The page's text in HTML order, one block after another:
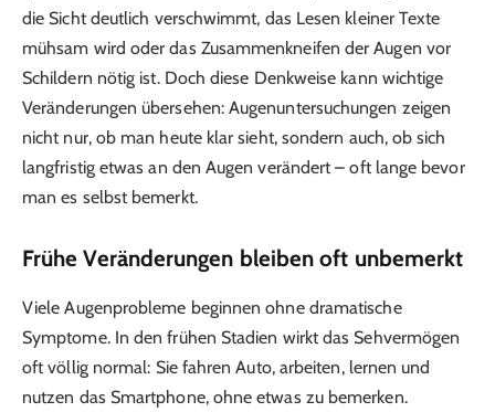
die Sicht deutlich verschwimmt, das Lesen kleiner Texte
mühsam wird oder das Zusammenkneifen der Augen vor
Schildern nötig ist. Doch diese Denkweise kann wichtige
Veränderungen übersehen: Augenuntersuchungen zeigen
nicht nur, ob man heute klar sieht, sondern auch, ob sich
langfristig etwas an den Augen verändert – oft lange bevor
man es selbst bemerkt.
Frühe Veränderungen bleiben oft unbemerkt
Viele Augenprobleme beginnen ohne dramatische
Symptome. In den frühen Stadien wirkt das Sehvermögen
oft völlig normal: Sie fahren Auto, arbeiten, lernen und
nutzen das Smartphone, ohne etwas zu bemerken.